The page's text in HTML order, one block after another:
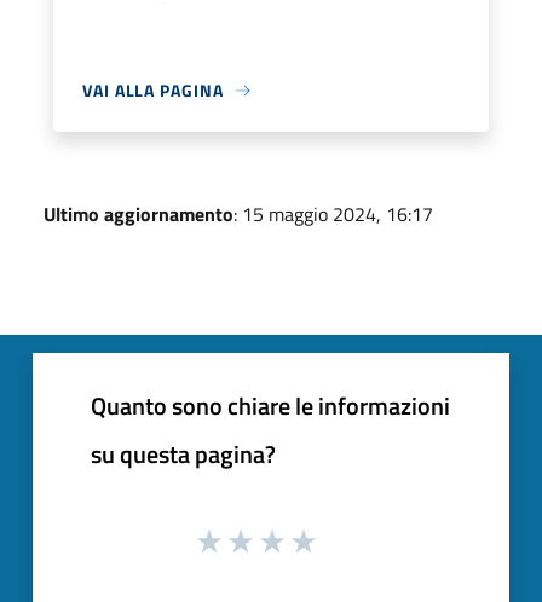
VAI ALLA PAGINA
Ultimo aggiornamento: 15 maggio 2024, 16:17
Quanto sono chiare le informazioni
su questa pagina?